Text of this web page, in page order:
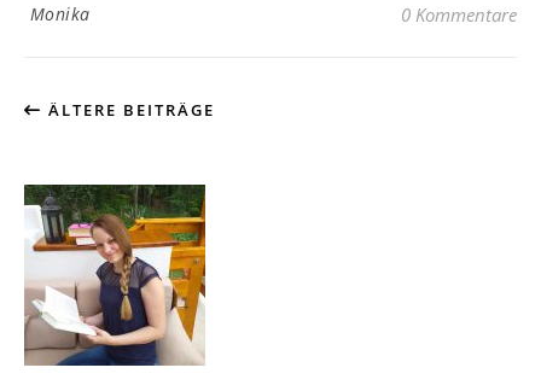
Monika 0 Kommentare
ÄLTERE BEITRÄGE